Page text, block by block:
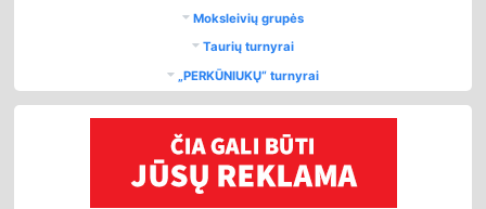
Moksleivių grupės
Taurių turnyrai
„PERKŪNIUKŲ“ turnyrai